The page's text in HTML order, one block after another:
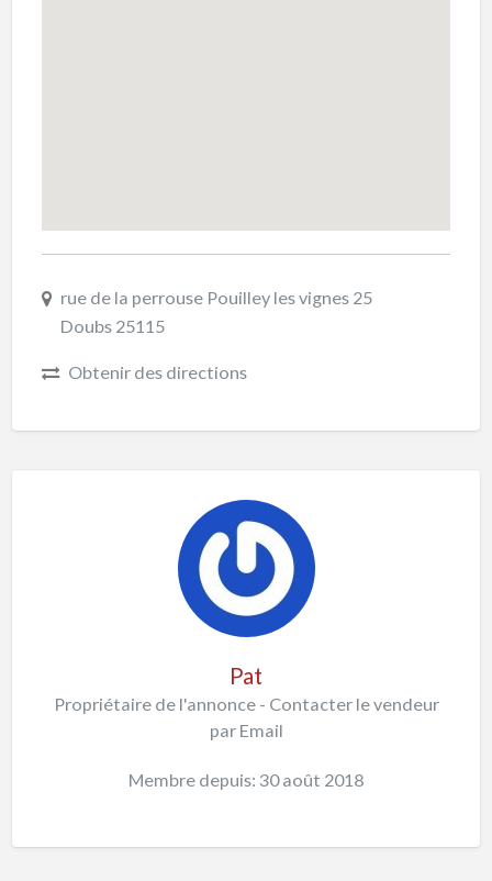
rue de la perrouse Pouilley les vignes 25
Doubs 25115
Obtenir des directions
Pat
Propriétaire de l'annonce - Contacter le vendeur
par Email
Membre depuis: 30 août 2018